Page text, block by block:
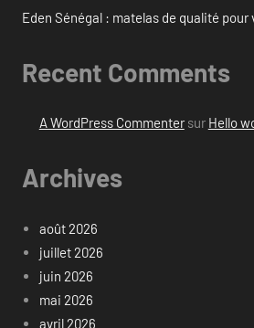
Eden Sénégal : matelas de qualité
Recent Comments
A WordPress Commentersur Hello
Archives
août 2026
juillet 2026
juin 2026
mai 2026
avril 2026